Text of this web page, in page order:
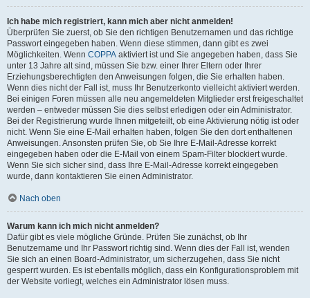
Ich habe mich registriert, kann mich aber nicht anmelden!
Überprüfen Sie zuerst, ob Sie den richtigen Benutzernamen und das richtige
Passwort eingegeben haben. Wenn diese stimmen, dann gibt es zwei
Möglichkeiten. Wenn COPPA aktiviert ist und Sie angegeben haben, dass Sie
unter 13 Jahre alt sind, müssen Sie bzw. einer Ihrer Eltern oder Ihrer
Erziehungsberechtigten den Anweisungen folgen, die Sie erhalten haben.
Wenn dies nicht der Fall ist, muss Ihr Benutzerkonto vielleicht aktiviert werden.
Bei einigen Foren müssen alle neu angemeldeten Mitglieder erst freigeschaltet
werden – entweder müssen Sie dies selbst erledigen oder ein Administrator.
Bei der Registrierung wurde Ihnen mitgeteilt, ob eine Aktivierung nötig ist oder
nicht. Wenn Sie eine E-Mail erhalten haben, folgen Sie den dort enthaltenen
Anweisungen. Ansonsten prüfen Sie, ob Sie Ihre E-Mail-Adresse korrekt
eingegeben haben oder die E-Mail von einem Spam-Filter blockiert wurde.
Wenn Sie sich sicher sind, dass Ihre E-Mail-Adresse korrekt eingegeben
wurde, dann kontaktieren Sie einen Administrator.
Nach oben
Warum kann ich mich nicht anmelden?
Dafür gibt es viele mögliche Gründe. Prüfen Sie zunächst, ob Ihr
Benutzername und Ihr Passwort richtig sind. Wenn dies der Fall ist, wenden
Sie sich an einen Board-Administrator, um sicherzugehen, dass Sie nicht
gesperrt wurden. Es ist ebenfalls möglich, dass ein Konfigurationsproblem mit
der Website vorliegt, welches ein Administrator lösen muss.